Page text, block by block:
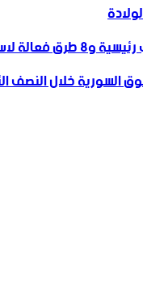
السورية خلال النصف